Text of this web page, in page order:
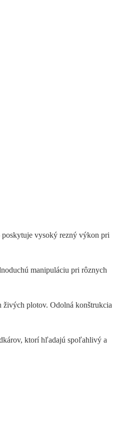
vysoký rezný výkon pri
manipuláciu pri rôznych
živých plotov. Odolná konštrukcia
ktorí hľadajú spoľahlivý a